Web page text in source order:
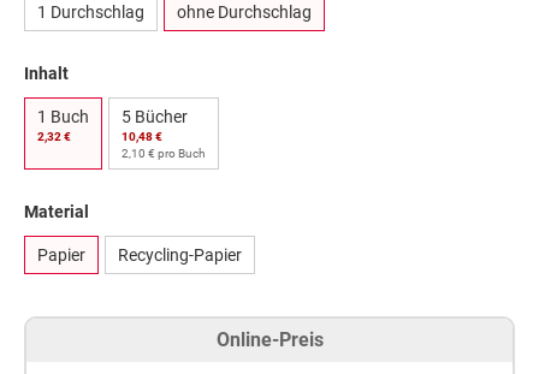
1 Durchschlag ohne Durchschlag
Inhalt
1 Buch
2,32 €
5 Bücher
10,48 €
2,10 € pro Buch
Material
Papier Recycling-Papier
Online-Preis